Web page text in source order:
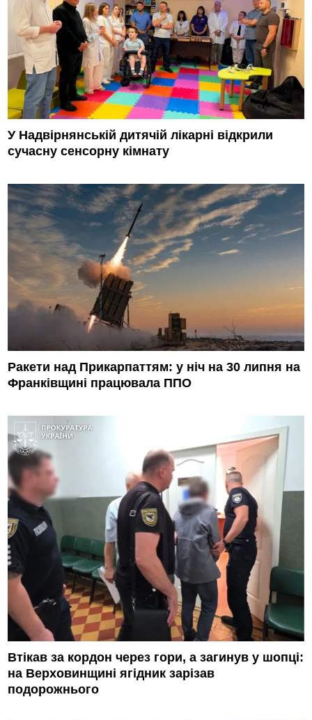
У Надвірнянській дитячій лікарні відкрили
сучасну сенсорну кімнату
Ракети над Прикарпаттям: у ніч на 30 липня на
Франківщині працювала ППО
Втікав за кордон через гори, а загинув у шопці:
на Верховинщині ягідник зарізав
подорожнього